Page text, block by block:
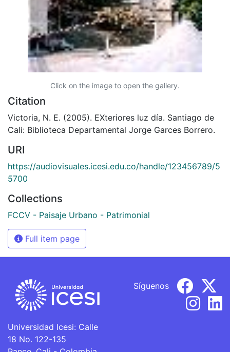
Click on the image to open the gallery.
Citation
Victoria, N. E. (2005). EXteriores luz día. Santiago de
Cali: Biblioteca Departamental Jorge Garces Borrero.
URI
https://audiovisuales.icesi.edu.co/handle/123456789/5
5700
Collections
FCCV - Paisaje Urbano - Patrimonial
Full item page
Universidad Icesi: Calle
18 No. 122-135
Síguenos